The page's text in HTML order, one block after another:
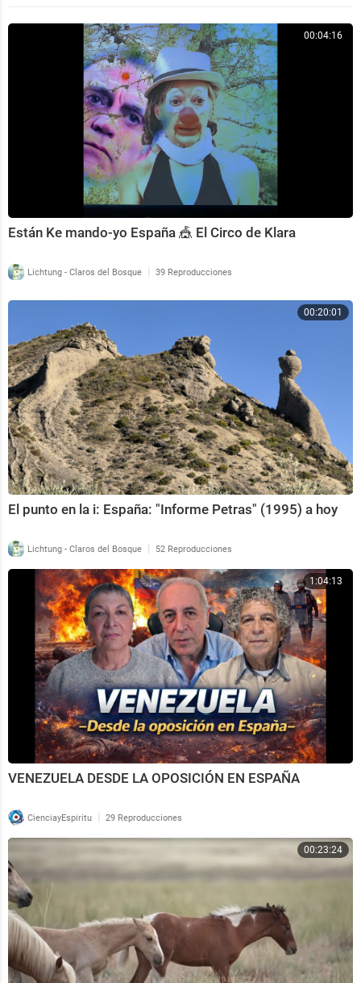
00:04:16
Están Ke mando-yo España 🎪 El Circo de Klara
Lichtung - Claros del Bosque | 39 Reproducciones
00:20:01
El punto en la i: España: "Informe Petras" (1995) a hoy
Lichtung - Claros del Bosque | 52 Reproducciones
1:04:13
VENEZUELA DESDE LA OPOSICIÓN EN ESPAÑA
CienciayEspiritu | 29 Reproducciones
00:23:24